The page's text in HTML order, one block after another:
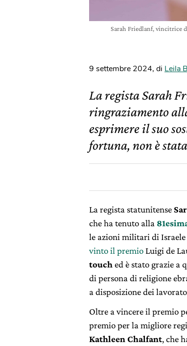
Sarah Friedlanf, vincitrice
9 settembre 2024, di Leila
La regista Sarah
ringraziamento
esprimere il suo
fortuna, non è
La regista statunitense
che ha tenuto alla
le azioni militari di Israele
vinto il premio Luigi de
touch ed è stato grazie a
di persona di religione
a disposizione dei
Oltre a vincere il premio
premio per la migliore
Kathleen Chalfant, che